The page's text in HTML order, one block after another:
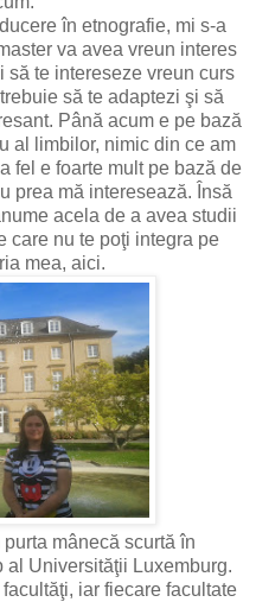
în etnografie, mi s-a
va avea vreun interes
să te intereseze vreun curs
să te adaptezi şi să
Până acum e pe bază
al limbilor, nimic din ce am
fel e foarte mult pe bază de
prea mă interesează. Însă
acela de a avea studii
care nu te poţi integra pe
mea, aici.
mânecă scurtă în
al Universităţii Luxemburg.
iar fiecare facultate